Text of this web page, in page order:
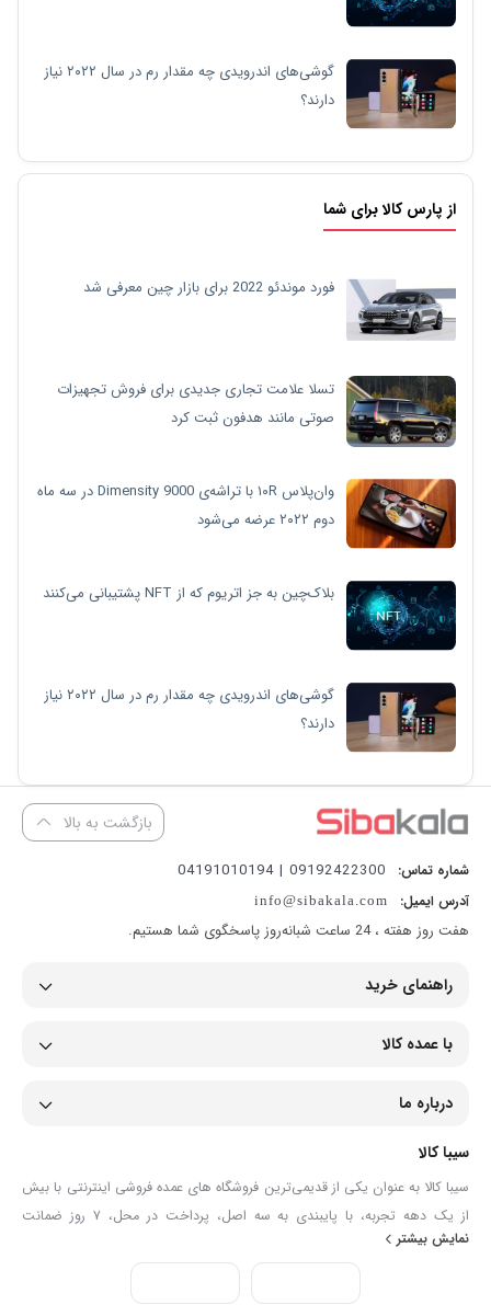
گوشی‌های اندرویدی چه مقدار رم در سال ۲۰۲۲ نیاز
دارند؟
از پارس کالا برای شما
فورد موندئو 2022 برای بازار چین معرفی شد
تسلا علامت تجاری جدیدی برای فروش تجهیزات
صوتی مانند هدفون ثبت کرد
وان‌پلاس ۱۰R با تراشه‌ی Dimensity 9000 در سه ماه
دوم ۲۰۲۲ عرضه می‌شود
بلاک‌چین به جز اتریوم که از NFT پشتیبانی می‌کنند
گوشی‌های اندرویدی چه مقدار رم در سال ۲۰۲۲ نیاز
دارند؟
بازگشت به بالا
شماره تماس: 09192422300 | 04191010194
آدرس ایمیل: info@sibakala.com
هفت روز هفته ، 24 ساعت شبانه‌روز پاسخگوی شما هستیم.
راهنمای خرید
با عمده کالا
درباره ما
سیبا کالا
سیبا کالا به عنوان یکی از قدیمی‌ترین فروشگاه های عمده فروشی اینترنتی با بیش
از یک دهه تجربه، با پایبندی به سه اصل، پرداخت در محل، ۷ روز ضمانت
بازگشت کالا و تضمین اصل‌بودن کالا موفق شده تا همگام با فروشگاه‌های معتبر
جهان، به بزرگ‌ترین فروشگاه اینترنتی ایران تبدیل شود. به محض ورود به سایت
نمایش بیشتر